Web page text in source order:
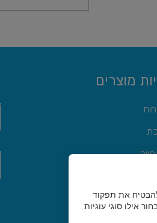
בחר אפשרויות
מוצרים
את תפקוד
אילו סוגי עוגיות